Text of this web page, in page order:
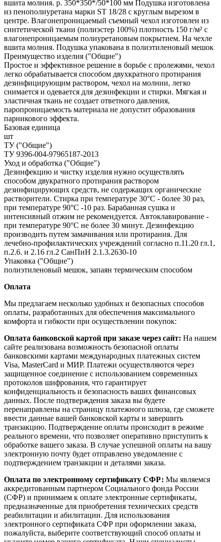
вшита молния. р. 350*350*/50*100 мм Подушка изготовлена
из пенополиуретана марки ST 18/28 с круглым вырезом в
центре. Влагонепроницаемый съемный чехол изготовлен из
синтетической ткани (полиэстер 100%) плотность 150 г/м² с
влагонепроницаемым полиуретановым покрытием. На чехле
вшита молния. Подушка упакована в полиэтиленовый мешок
Преимущество изделия ("Общие")
Простое и эффективное решение в борьбе с пролежями, чехол
легко обрабатывается способом двухкратного протирания
дезинфицирующим раствором, чехол на молнии, легко
снимается и одевается для дезинфекции и стирки. Мягкая и
эластичная ткань не создает ответного давления,
паропроницаемость материала не допустит образования
парникового эффекта.
Базовая единица
шт
ТУ ("Общие")
ТУ 9396-004-97965187-2013
Уход и обработка ("Общие")
Дезинфекцию и чистку изделия нужно осуществлять
способом двукратного протирания раствором
дезинфицирующих средств, не содержащих органические
растворители. Стирка при температуре 30°С - более 30 раз,
при температуре 90°С -10 раз. Барабанная сушка и
интенсивный отжим не рекомендуется. Автоклавирование -
при температуре 90°С не более 30 минут. Дезинфекцию
производить путем замачивания или протирания. Для
лечебно-профилактических учреждений согласно п.11.20 гл.1,
п.2.6. и 2.16 гл.2 СанПиН 2.1.3.2630-10
Упаковка ("Общие")
полиэтиленовый мешок, запаян термическим способом
Оплата
Мы предлагаем несколько удобных и безопасных способов
оплаты, разработанных для обеспечения максимального
комфорта и гибкости при осуществлении покупок:
Оплата банковской картой при заказе через сайт: На нашем
сайте реализована возможность безопасной оплаты
банковскими картами международных платежных систем
Visa, MasterCard и МИР. Платежи осуществляются через
защищенное соединение с использованием современных
протоколов шифрования, что гарантирует
конфиденциальность и безопасность ваших финансовых
данных. После подтверждения заказа вы будете
перенаправлены на страницу платежного шлюза, где сможете
ввести данные вашей банковской карты и завершить
транзакцию. Подтверждение оплаты происходит в режиме
реального времени, что позволяет оперативно приступить к
обработке вашего заказа. В случае успешной оплаты на вашу
электронную почту будет отправлено уведомление с
подтверждением транзакции и деталями заказа.
Оплата по электронному сертификату СФР: Мы являемся
аккредитованным партнером Социального фонда России
(СФР) и принимаем к оплате электронные сертификаты,
предназначенные для приобретения технических средств
реабилитации и абилитации. Для использования
электронного сертификата СФР при оформлении заказа,
пожалуйста, выберите соответствующий способ оплаты и